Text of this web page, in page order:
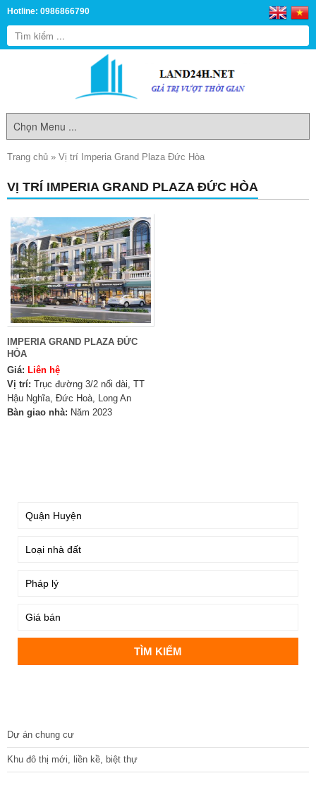
Hotline: 0986866790
Trang chủ » Vị trí Imperia Grand Plaza Đức Hòa
VỊ TRÍ IMPERIA GRAND PLAZA ĐỨC HÒA
IMPERIA GRAND PLAZA ĐỨC
HÒA
Giá: Liên hệ
Vị trí: Trục đường 3/2 nối dài, TT
Hậu Nghĩa, Đức Hoà, Long An
Bàn giao nhà: Năm 2023
Dự án chung cư
Khu đô thị mới, liền kề, biệt thự